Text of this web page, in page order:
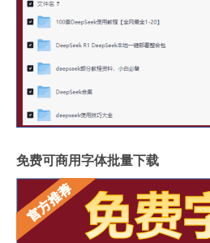
免费可商用字体批量下载